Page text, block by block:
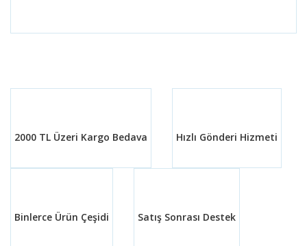
Yorum Yaz
Ürün bilgilerinde hatalar bulunuyor.
2000 TL Üzeri Kargo Bedava Hızlı Gönderi Hizmeti
Binlerce Ürün Çeşidi Satış Sonrası Destek